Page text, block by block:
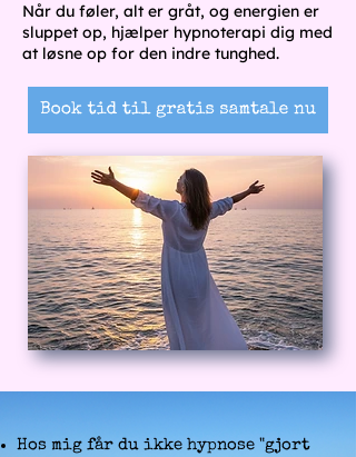
Når du føler, alt er gråt, og energien er
sluppet op, hjælper hypnoterapi dig med
at løsne op for den indre tunghed.
Hos mig får du ikke hypnose "gjort